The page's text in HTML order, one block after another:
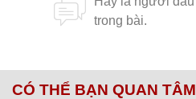
CÓ THỂ BẠN QUAN TÂM